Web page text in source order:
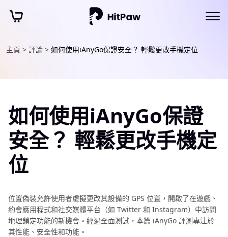
主頁 > 評論 > 如何使用iAnyGo保證安全？ 輕鬆更改手機定位
如何使用iAnyGo保證
安全？ 輕鬆更改手機定
位
位置偽裝允許使用者虛擬更改其設備的 GPS 位置，開啟了在遊戲、
約會應用程式和社交媒體平台（如 Twitter 和 Instagram）中訪問
地理鎖定功能的新機會。經過全面測試，本篇 iAnyGo 評測專注於
其性能、安全性和功能。